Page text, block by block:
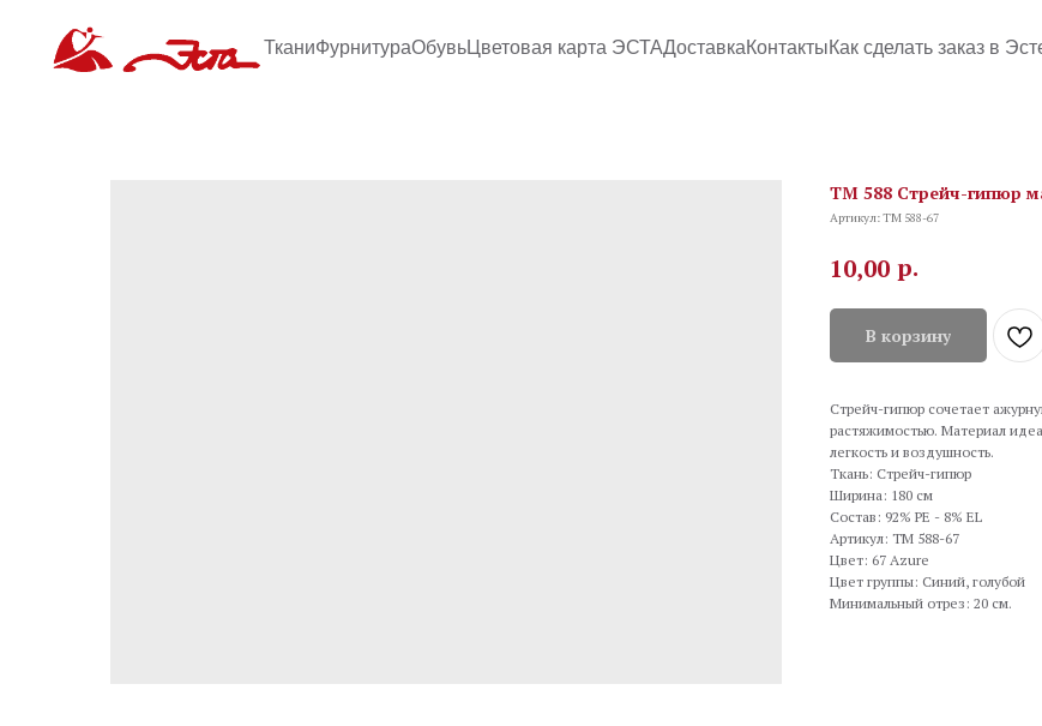
ТканиФурнитураОбувьЦветовая карта ЭСТАДоставкаКонтактыКак сделать заказ в
TM 588 Стрейч-гипюр
Артикул:TM 588-67
10,00 р.
В корзину
Стрейч-гипюр сочетает
растяжимостью. Материал
легкость и воздушность.
Ткань: Стрейч-гипюр
Ширина: 180 см
Состав: 92% PE - 8% EL
Артикул: TM 588-67
Цвет: 67 Azure
Цвет группы: Синий, голубой
Минимальный отрез: 20 см.